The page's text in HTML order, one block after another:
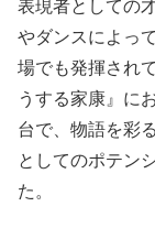
表現者としての
やダンスによっ
場でも発揮され
うする家康』に
台で、物語を彩
としてのポテン
た。